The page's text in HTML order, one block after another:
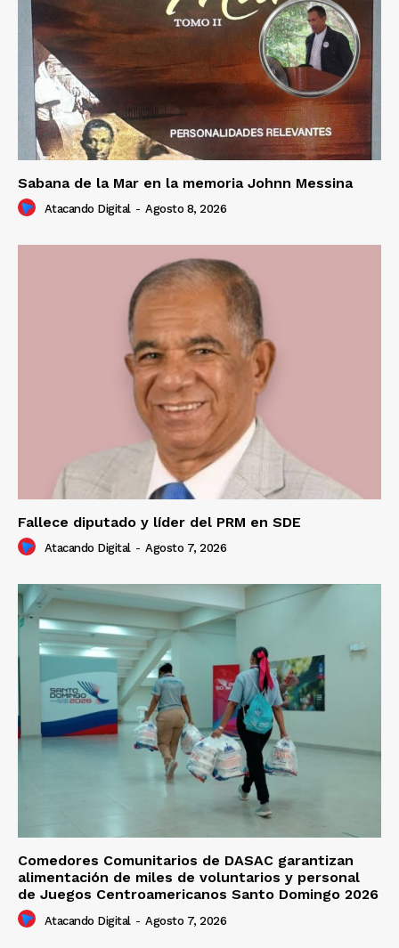
Sabana de la Mar en la memoria Johnn Messina
Atacando Digital - Agosto 8, 2026
Fallece diputado y líder del PRM en SDE
Atacando Digital - Agosto 7, 2026
Comedores Comunitarios de DASAC garantizan
alimentación de miles de voluntarios y personal
de Juegos Centroamericanos Santo Domingo 2026
Atacando Digital - Agosto 7, 2026